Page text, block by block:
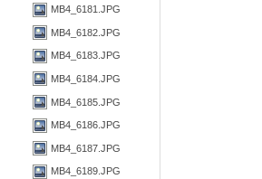
MB4_6181.JPG
MB4_6182.JPG
MB4_6183.JPG
MB4_6184.JPG
MB4_6185.JPG
MB4_6186.JPG
MB4_6187.JPG
MB4_6189.JPG